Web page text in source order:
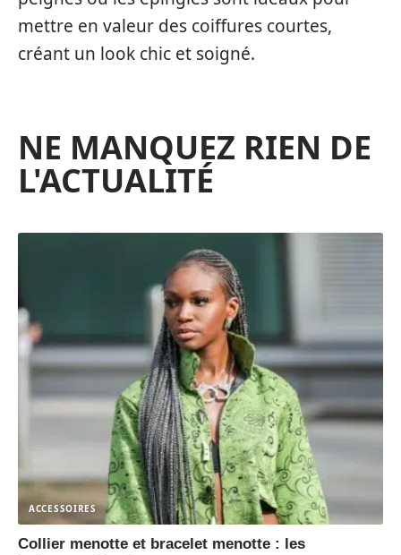
mettre en valeur des coiffures courtes,
créant un look chic et soigné.
NE MANQUEZ RIEN DE
L'ACTUALITÉ
ACCESSOIRES
Collier menotte et bracelet menotte : les